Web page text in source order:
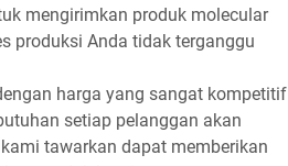
mengirimkan produk molecular
produksi Anda tidak terganggu
harga yang sangat kompetitif
setiap pelanggan akan
tawarkan dapat memberikan